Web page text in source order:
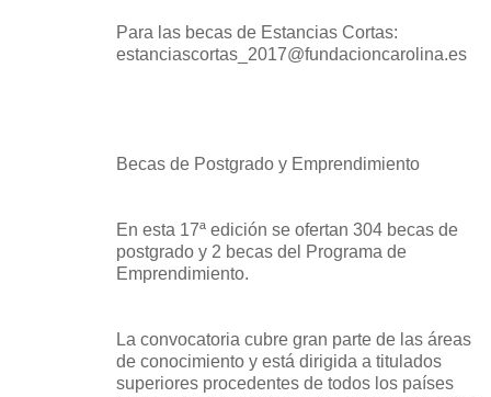
Para las becas de Estancias Cortas:
estanciascortas_2017@fundacioncarolina.es
Becas de Postgrado y Emprendimiento
En esta 17ª edición se ofertan 304 becas de
postgrado y 2 becas del Programa de
Emprendimiento.
La convocatoria cubre gran parte de las áreas
de conocimiento y está dirigida a titulados
superiores procedentes de todos los países